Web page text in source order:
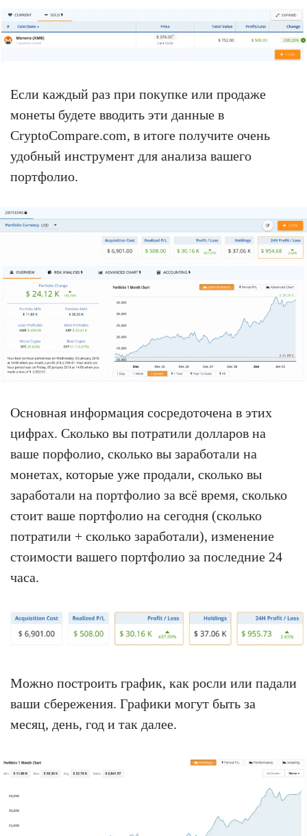
Если каждый раз при покупке или продаже
монеты будете вводить эти данные в
СryptoCompare.com, в итоге получите очень
удобный инструмент для анализа вашего
портфолио.
Основная информация сосредоточена в этих
цифрах. Сколько вы потратили долларов на
ваше порфолио, сколько вы заработали на
монетах, которые уже продали, сколько вы
заработали на портфолио за всё время, сколько
стоит ваше портфолио на сегодня (сколько
потратили + сколько заработали), изменение
стоимости вашего портфолио за последние 24
часа.
Можно построить график, как росли или падали
ваши сбережения. Графики могут быть за
месяц, день, год и так далее.